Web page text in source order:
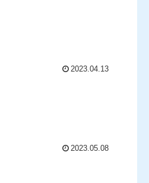
2023.04.13
2023.05.08